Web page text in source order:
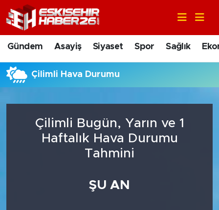
Gündem Asayiş Siyaset Spor Sağlık
Çilimli Hava Durumu
Çilimli Bugün, Yarın ve 1
Haftalık Hava Durumu
Tahmini
ŞU AN
Gündem
Asayiş
Siyaset
Sağlık
Nöbetçi Eczaneler
Hava Durumu
Trafik Durumu
Tüm Manşetler